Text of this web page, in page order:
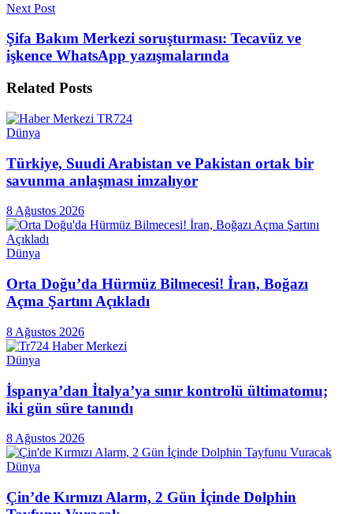
Next Post
Şifa Bakım Merkezi soruşturması: Tecavüz ve
işkence WhatsApp yazışmalarında
Related Posts
Dünya
Türkiye, Suudi Arabistan ve Pakistan ortak bir
savunma anlaşması imzalıyor
8 Ağustos 2026
Dünya
Orta Doğu’da Hürmüz Bilmecesi! İran, Boğazı
Açma Şartını Açıkladı
8 Ağustos 2026
Dünya
İspanya’dan İtalya’ya sınır kontrolü ültimatomu;
iki gün süre tanındı
8 Ağustos 2026
Dünya
Çin’de Kırmızı Alarm, 2 Gün İçinde Dolphin